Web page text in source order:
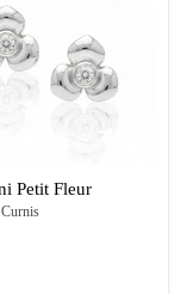
Petit Fleur